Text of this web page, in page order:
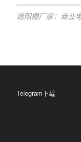
遮阳棚厂家：商业
Telegram下载